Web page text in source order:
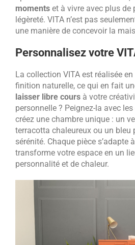
moments et à vivre avec plus de
légèreté. VITA n’est pas
une manière de concevoir la
Personnalisez votre
La collection VITA est réalisée
finition naturelle, ce qui en fait
laisser libre cours à votre
personnelle ? Peignez-la avec
créez une chambre unique : un
terracotta chaleureux ou un bleu
sérénité. Chaque pièce s’adapte
transforme votre espace en un
personnalité et de chaleur.